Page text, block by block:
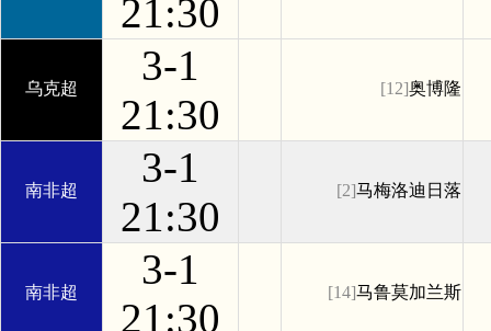
21:30
乌克超
3-1
21:30
[12]奥博隆
南非超
3-1
21:30
[2]马梅洛迪日落
南非超
3-1
21:30
[14]马鲁莫加兰斯